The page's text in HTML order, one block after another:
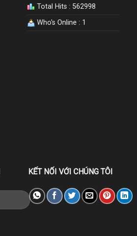
Total Hits : 562998
Who's Online : 1
KẾT NỐI VỚI CHÚNG TÔI